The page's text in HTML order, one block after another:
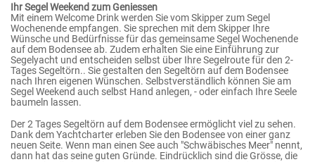
Ihr Segel Weekend zum Geniessen
Mit einem Welcome Drink werden Sie vom Skipper zum Segel
Wochenende empfangen. Sie sprechen mit dem Skipper Ihre
Wünsche und Bedürfnisse für das gemeinsame Segel Wochenende
auf dem Bodensee ab. Zudem erhalten Sie eine Einführung zur
Segelyacht und entscheiden selbst über Ihre Segelroute für den 2-
Tages Segeltörn.. Sie gestalten den Segeltörn auf dem Bodensee
nach Ihren eigenen Wünschen. Selbstverständlich können Sie am
Segel Weekend auch selbst Hand anlegen, - oder einfach Ihre Seele
baumeln lassen.
Der 2 Tages Segeltörn auf dem Bodensee ermöglicht viel zu sehen.
Dank dem Yachtcharter erleben Sie den Bodensee von einer ganz
neuen Seite. Wenn man einen See auch "Schwäbisches Meer" nennt,
dann hat das seine guten Gründe. Eindrücklich sind die Grösse, die